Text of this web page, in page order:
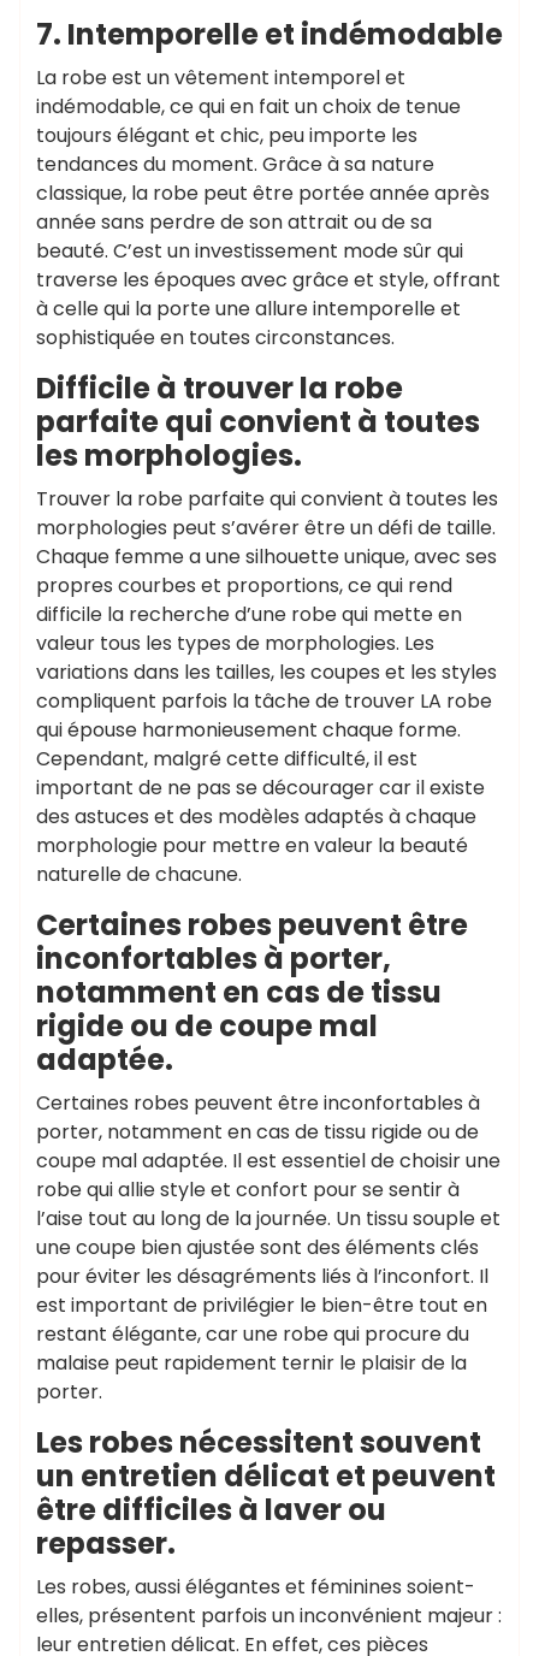
7. Intemporelle et indémodable
La robe est un vêtement intemporel et
indémodable, ce qui en fait un choix de tenue
toujours élégant et chic, peu importe les
tendances du moment. Grâce à sa nature
classique, la robe peut être portée année après
année sans perdre de son attrait ou de sa
beauté. C’est un investissement mode sûr qui
traverse les époques avec grâce et style, offrant
à celle qui la porte une allure intemporelle et
sophistiquée en toutes circonstances.
Difficile à trouver la robe
parfaite qui convient à toutes
les morphologies.
Trouver la robe parfaite qui convient à toutes les
morphologies peut s’avérer être un défi de taille.
Chaque femme a une silhouette unique, avec ses
propres courbes et proportions, ce qui rend
difficile la recherche d’une robe qui mette en
valeur tous les types de morphologies. Les
variations dans les tailles, les coupes et les styles
compliquent parfois la tâche de trouver LA robe
qui épouse harmonieusement chaque forme.
Cependant, malgré cette difficulté, il est
important de ne pas se décourager car il existe
des astuces et des modèles adaptés à chaque
morphologie pour mettre en valeur la beauté
naturelle de chacune.
Certaines robes peuvent être
inconfortables à porter,
notamment en cas de tissu
rigide ou de coupe mal
adaptée.
Certaines robes peuvent être inconfortables à
porter, notamment en cas de tissu rigide ou de
coupe mal adaptée. Il est essentiel de choisir une
robe qui allie style et confort pour se sentir à
l’aise tout au long de la journée. Un tissu souple et
une coupe bien ajustée sont des éléments clés
pour éviter les désagréments liés à l’inconfort. Il
est important de privilégier le bien-être tout en
restant élégante, car une robe qui procure du
malaise peut rapidement ternir le plaisir de la
porter.
Les robes nécessitent souvent
un entretien délicat et peuvent
être difficiles à laver ou
repasser.
Les robes, aussi élégantes et féminines soient-
elles, présentent parfois un inconvénient majeur :
leur entretien délicat. En effet, ces pièces